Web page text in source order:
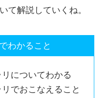
て解説していくね。
わかること
についてわかる
でおこなえること